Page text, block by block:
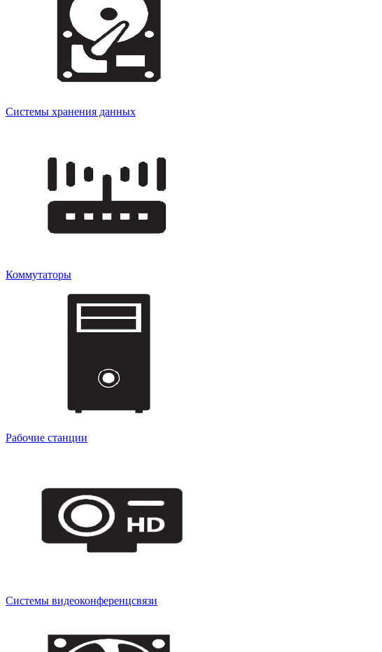
Системы хранения данных
Коммутаторы
Рабочие станции
Системы видеоконференцсвязи